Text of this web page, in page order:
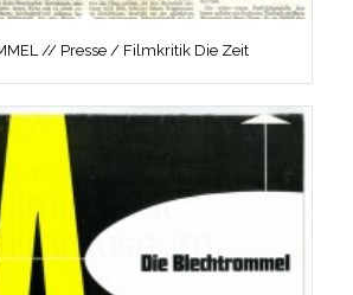
// Presse / Filmkritik Die Zeit